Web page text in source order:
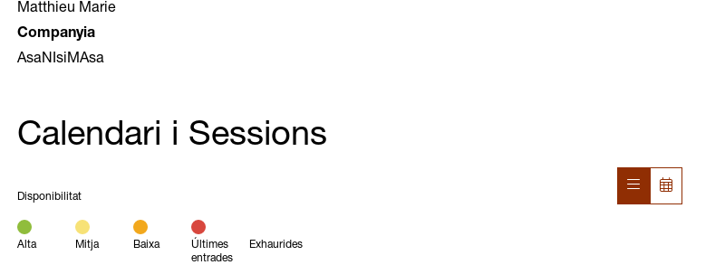
Matthieu Marie
Companyia
AsaNIsiMAsa
Calendari i Sessions
Disponibilitat
Alta Mitja Baixa
Últimes
entrades
Exhaurides